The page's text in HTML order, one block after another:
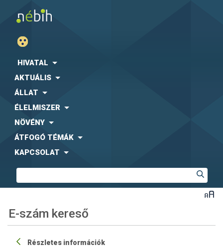
HIVATAL
AKTUÁLIS
ÁLLAT
ÉLELMISZER
NÖVÉNY
ÁTFOGÓ TÉMÁK
KAPCSOLAT
E-szám kereső
Részletes információk